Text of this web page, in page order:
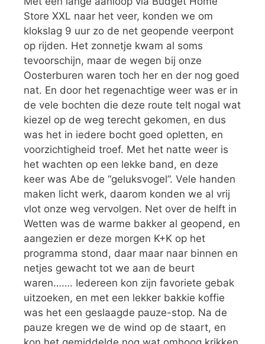
Store XXL naar het veer, konden we om
klokslag 9 uur zo de net geopende veerpont
op rijden. Het zonnetje kwam al soms
tevoorschijn, maar de wegen bij onze
Oosterburen waren toch her en der nog goed
nat. En door het regenachtige weer was er in
de vele bochten die deze route telt nogal wat
kiezel op de weg terecht gekomen, en dus
was het in iedere bocht goed opletten, en
voorzichtigheid troef. Met het natte weer is
het wachten op een lekke band, en deze
keer was Abe de “geluksvogel”. Vele handen
maken licht werk, daarom konden we al vrij
vlot onze weg vervolgen. Net over de helft in
Wetten was de warme bakker al geopend, en
aangezien er deze morgen K+K op het
programma stond, daar maar naar binnen en
netjes gewacht tot we aan de beurt
waren……. Iedereen kon zijn favoriete gebak
uitzoeken, en met een lekker bakkie koffie
was het een geslaagde pauze-stop. Na de
pauze kregen we de wind op de staart, en